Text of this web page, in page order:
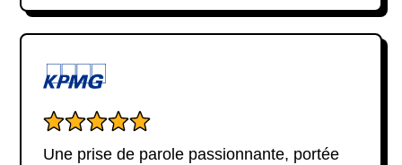
Une prise de parole passionnante, portée